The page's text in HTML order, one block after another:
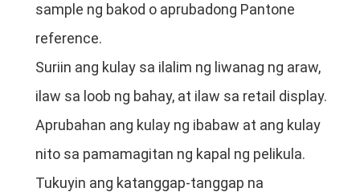
sample ng bakod o aprubadong Pantone
reference.
Suriin ang kulay sa ilalim ng liwanag ng araw,
ilaw sa loob ng bahay, at ilaw sa retail display.
Aprubahan ang kulay ng ibabaw at ang kulay
nito sa pamamagitan ng kapal ng pelikula.
Tukuyin ang katanggap-tanggap na